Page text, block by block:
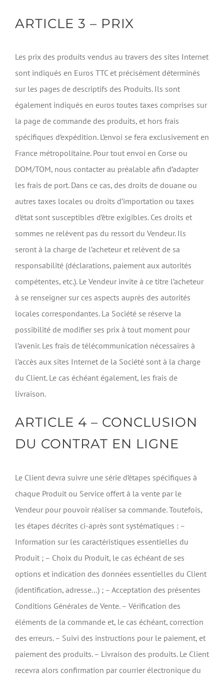
ARTICLE 3 – PRIX
Les prix des produits vendus au travers des sites Internet
sont indiqués en Euros TTC et précisément déterminés
sur les pages de descriptifs des Produits. Ils sont
également indiqués en euros toutes taxes comprises sur
la page de commande des produits, et hors frais
spécifiques d’expédition. L’envoi se fera exclusivement en
France métropolitaine. Pour tout envoi en Corse ou
DOM/TOM, nous contacter au préalable afin d’adapter
les frais de port. Dans ce cas, des droits de douane ou
autres taxes locales ou droits d’importation ou taxes
d’état sont susceptibles d’être exigibles. Ces droits et
sommes ne relèvent pas du ressort du Vendeur. Ils
seront à la charge de l’acheteur et relèvent de sa
responsabilité (déclarations, paiement aux autorités
compétentes, etc.). Le Vendeur invite à ce titre l’acheteur
à se renseigner sur ces aspects auprès des autorités
locales correspondantes. La Société se réserve la
possibilité de modifier ses prix à tout moment pour
l’avenir. Les frais de télécommunication nécessaires à
l’accès aux sites Internet de la Société sont à la charge
du Client. Le cas échéant également, les frais de
livraison.
ARTICLE 4 – CONCLUSION
DU CONTRAT EN LIGNE
Le Client devra suivre une série d’étapes spécifiques à
chaque Produit ou Service offert à la vente par le
Vendeur pour pouvoir réaliser sa commande. Toutefois,
les étapes décrites ci-après sont systématiques : –
Information sur les caractéristiques essentielles du
Produit ; – Choix du Produit, le cas échéant de ses
options et indication des données essentielles du Client
(identification, adresse…) ; – Acceptation des présentes
Conditions Générales de Vente. – Vérification des
éléments de la commande et, le cas échéant, correction
des erreurs. – Suivi des instructions pour le paiement, et
paiement des produits. – Livraison des produits. Le Client
recevra alors confirmation par courrier électronique du